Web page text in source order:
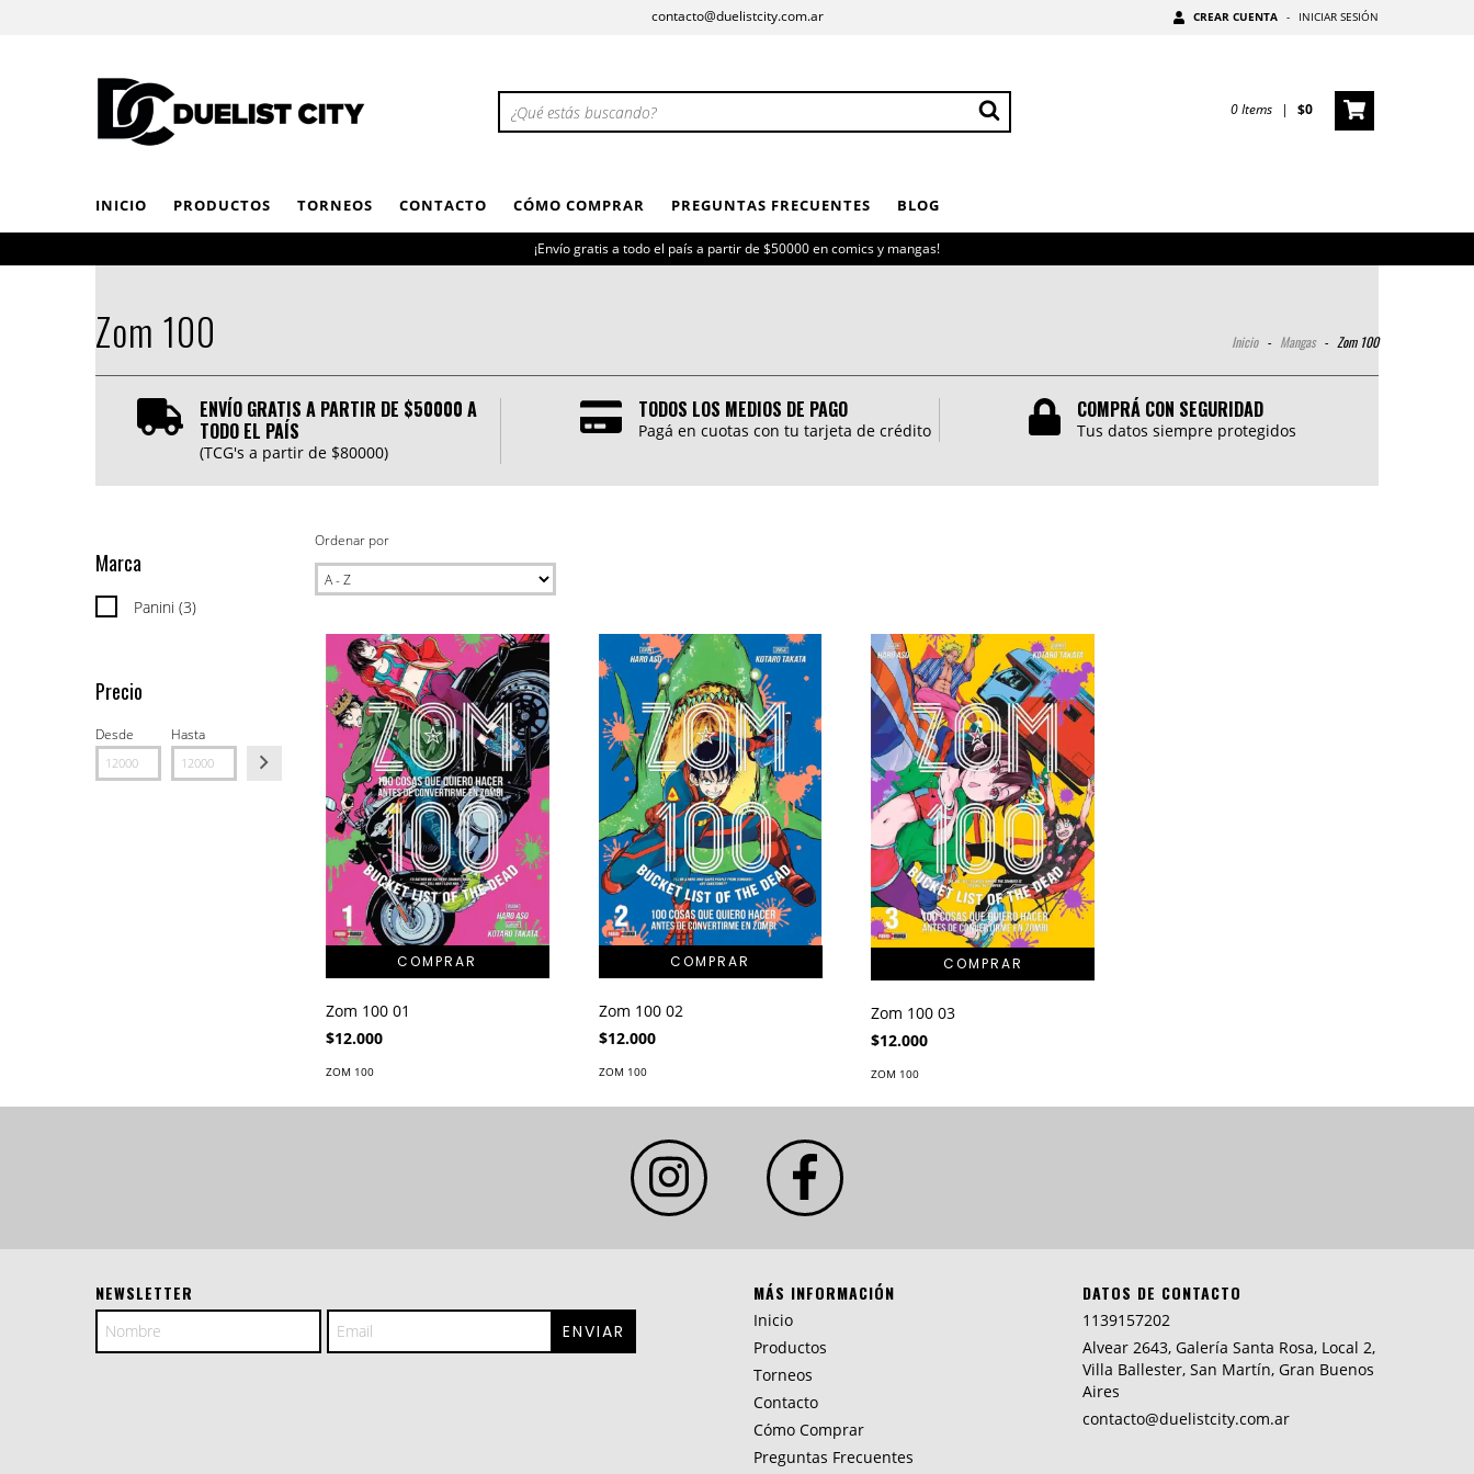
contacto@duelistcity.com.ar CREAR CUENTA - INICIAR SESIÓN
0Items | $0
INICIO PRODUCTOS TORNEOS CONTACTO CÓMO COMPRAR PREGUNTAS FRECUENTES BLOG
¡Envío gratis a todo el país a partir de $50000 en comics y mangas!
Zom 100 Inicio - Mangas - Zom 100
ENVÍO GRATIS A PARTIR DE $50000 A
TODO EL PAÍS
(TCG's a partir de $80000)
TODOS LOS MEDIOS DE PAGO
Pagá en cuotas con tu tarjeta de crédito
COMPRÁ CON SEGURIDAD
Tus datos siempre protegidos
Marca
Panini (3)
Precio
Desde Hasta
Ordenar por
Zom 100 01
$12.000
ZOM 100
Zom 100 02
$12.000
ZOM 100
Zom 100 03
$12.000
ZOM 100
NEWSLETTER MÁS INFORMACIÓN
Inicio
Productos
Torneos
Contacto
Cómo Comprar
Preguntas Frecuentes
DATOS DE CONTACTO
1139157202
Alvear 2643, Galería Santa Rosa, Local 2,
Villa Ballester, San Martín, Gran Buenos
Aires
contacto@duelistcity.com.ar